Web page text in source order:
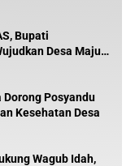
Bupati
Desa Maju
Posyandu
Kesehatan Desa
Wagub Idah,